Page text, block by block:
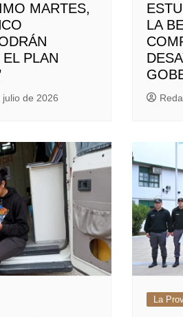
MARTES,
PLAN
julio de 2026
LA
La